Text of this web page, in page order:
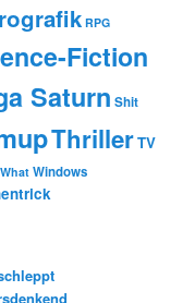
RPG
Fiction
Saturn Shit
ThrillerTV
What Windows